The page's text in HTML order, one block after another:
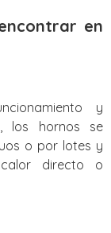
en
y
los hornos se
o por lotes y
directo o